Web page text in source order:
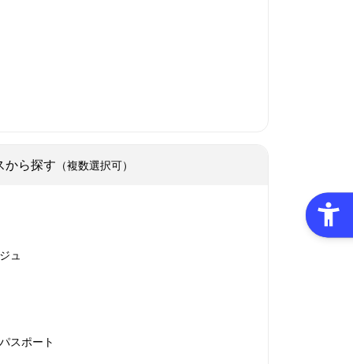
から探す （複数選択可）
ュ
スポート